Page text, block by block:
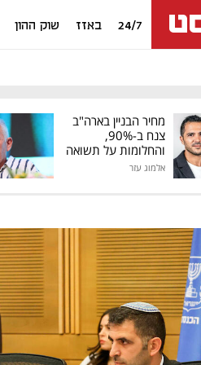
24/7 באזז שוק ההון
מחיר הבניין בארה"ב
צנח ב-90%,
והחלומות על תשואה
גבוהה התנפצו
אלמוג עזר